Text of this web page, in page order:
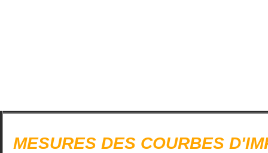
MESURES DES COURBES